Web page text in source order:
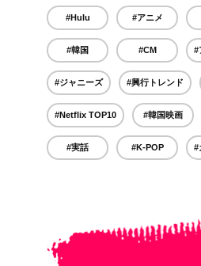
#Hulu #アニメ
#韓国 #CM #
#ジャニーズ #興行トレンド
#Netflix TOP10 #韓国映画
#実話 #K-POP #